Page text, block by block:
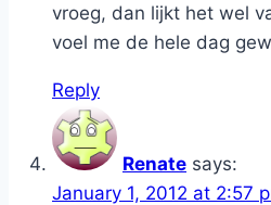
vroeg, dan lijkt het wel
voel me de hele dag
Reply
Renate says:
January 1, 2012 at 2:57